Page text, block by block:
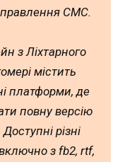
СМС.
з Ліхтарного
містить
платформи, де
повну версію
різні
з fb2, rtf,